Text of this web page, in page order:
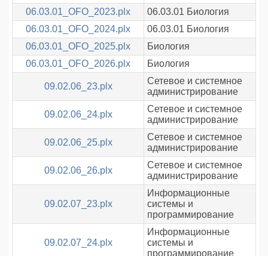
06.03.01_OFO_2023.plx
06.03.01 Биология
06.03.01_OFO_2024.plx
06.03.01 Биология
06.03.01_OFO_2025.plx
Биология
06.03.01_OFO_2026.plx
Биология
09.02.06_23.plx
Сетевое и системное
администрирование
09.02.06_24.plx
Сетевое и системное
администрирование
09.02.06_25.plx
Сетевое и системное
администрирование
09.02.06_26.plx
Сетевое и системное
администрирование
09.02.07_23.plx
Информационные
системы и
программирование
09.02.07_24.plx
Информационные
системы и
программирование